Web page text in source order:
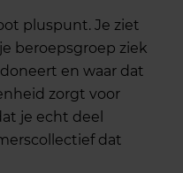
pluspunt. Je ziet
beroepsgroep ziek
en waar dat
zorgt voor
je echt deel
dat